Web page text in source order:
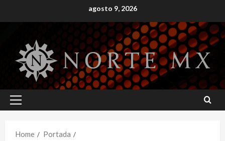
to
agosto 9, 2026
Primary
Home
Portada